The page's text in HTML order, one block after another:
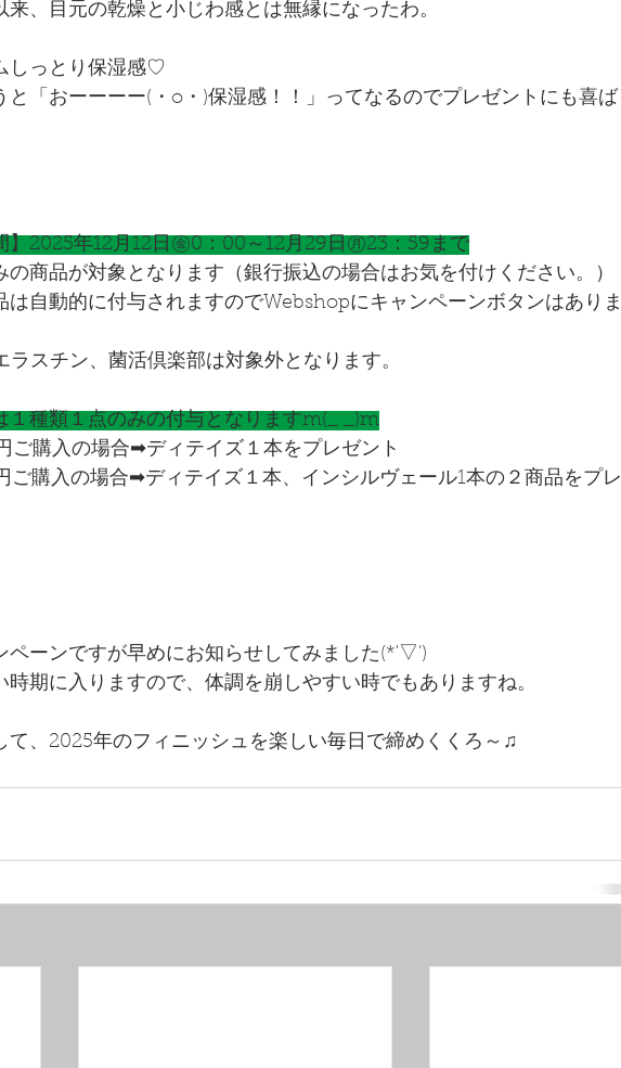
来、目元の乾燥と小じわ感とは無縁になったわ。
しっとり保湿感♡
と「おーーーー(・o・)保湿感！！」ってなるのでプレゼントにも喜ば
】2025年12月12日㊎0：00～12月29日㊊23：59まで
の商品が対象となります（銀行振込の場合はお気を付けください。）
は自動的に付与されますのでWebshopにキャンペーンボタンはありま
スチン、菌活倶楽部は対象外となります。
１種類１点のみの付与となりますm(_ _)m
ご購入の場合➡ディテイズ１本をプレゼント
ご購入の場合➡ディテイズ１本、インシルヴェール1本の２商品をプレ
ペーンですが早めにお知らせしてみました(*'▽')
時期に入りますので、体調を崩しやすい時でもありますね。
て、2025年のフィニッシュを楽しい毎日で締めくくろ～♫